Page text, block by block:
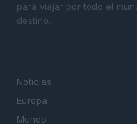
para viajar por todo el
destino.
Noticias
Europa
Mundo